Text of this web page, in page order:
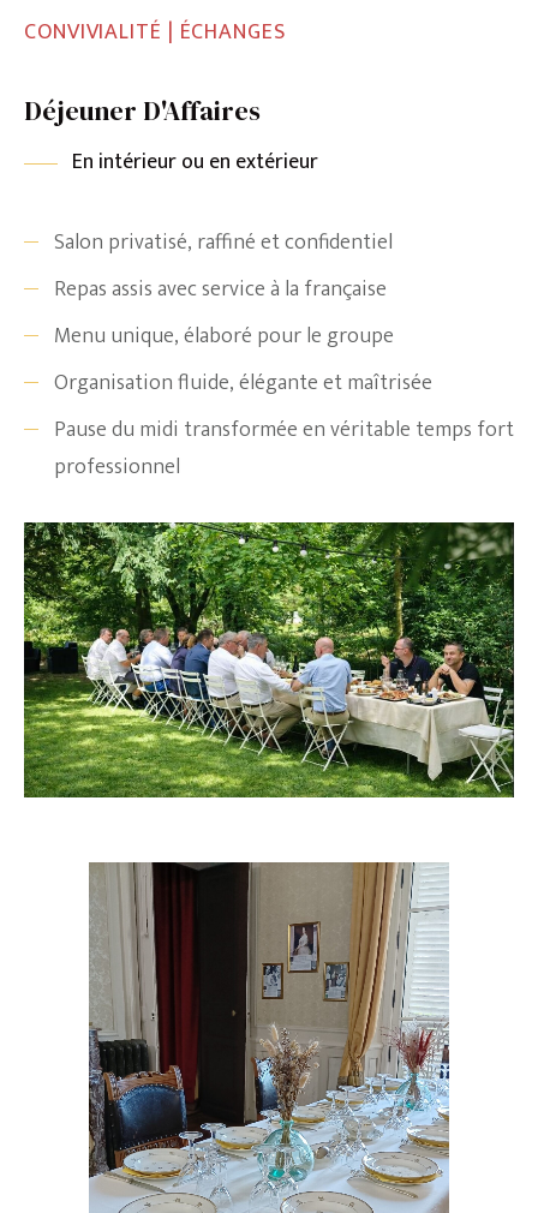
CONVIVIALITÉ | ÉCHANGES
Déjeuner D'Affaires
En intérieur ou en extérieur
Salon privatisé, raffiné et confidentiel
Repas assis avec service à la française
Menu unique, élaboré pour le groupe
Organisation fluide, élégante et maîtrisée
Pause du midi transformée en véritable temps fort
professionnel